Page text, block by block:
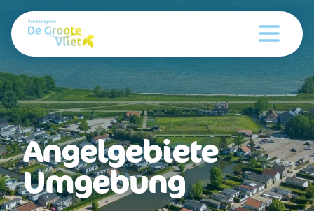
Angelgebiete
Umgebung